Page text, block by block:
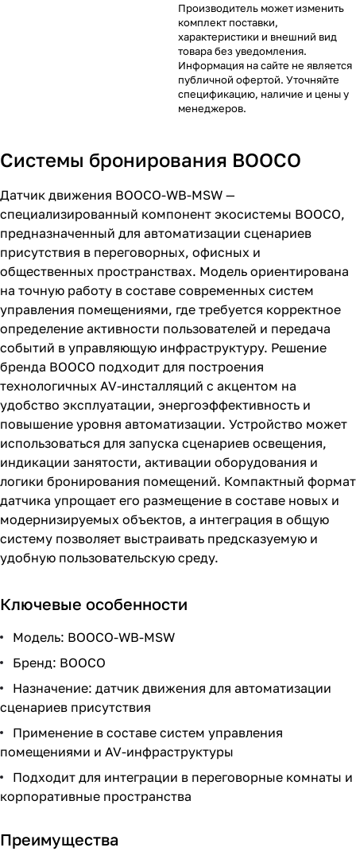
Производитель может изменить
комплект поставки,
характеристики и внешний вид
товара без уведомления.
Информация на сайте не является
публичной офертой. Уточняйте
спецификацию, наличие и цены у
менеджеров.
Системы бронирования BOOCO
Датчик движения BOOCO-WB-MSW —
специализированный компонент экосистемы BOOCO,
предназначенный для автоматизации сценариев
присутствия в переговорных, офисных и
общественных пространствах. Модель ориентирована
на точную работу в составе современных систем
управления помещениями, где требуется корректное
определение активности пользователей и передача
событий в управляющую инфраструктуру. Решение
бренда BOOCO подходит для построения
технологичных AV-инсталляций с акцентом на
удобство эксплуатации, энергоэффективность и
повышение уровня автоматизации. Устройство может
использоваться для запуска сценариев освещения,
индикации занятости, активации оборудования и
логики бронирования помещений. Компактный формат
датчика упрощает его размещение в составе новых и
модернизируемых объектов, а интеграция в общую
систему позволяет выстраивать предсказуемую и
удобную пользовательскую среду.
Ключевые особенности
Модель: BOOCO-WB-MSW
Бренд: BOOCO
Назначение: датчик движения для автоматизации
сценариев присутствия
Применение в составе систем управления
помещениями и AV-инфраструктуры
Подходит для интеграции в переговорные комнаты и
корпоративные пространства
Преимущества